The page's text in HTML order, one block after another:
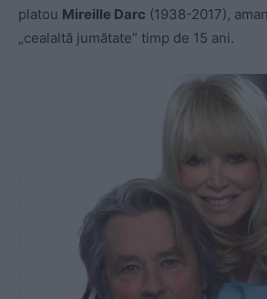
platou Mireille Darc (1938-2017),
„cealaltă jumătate” timp de 15 ani.